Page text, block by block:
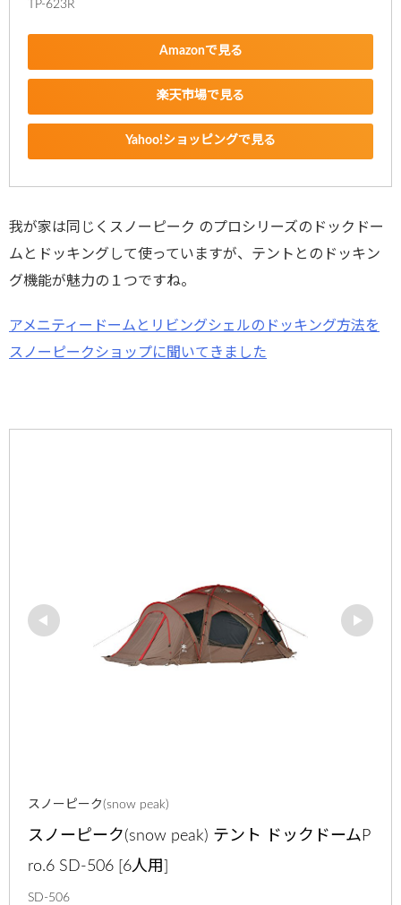
TP-623R
Amazonで見る
楽天市場で見る
Yahoo!ショッピングで見る
我が家は同じくスノーピーク のプロシリーズのドックドー
ムとドッキングして使っていますが、テントとのドッキン
グ機能が魅力の１つですね。
アメニティードームとリビングシェルのドッキング方法を
スノーピークショップに聞いてきました
スノーピーク(snow peak)
スノーピーク(snow peak) テント ドックドームP
ro.6 SD-506 [6人用]
SD-506